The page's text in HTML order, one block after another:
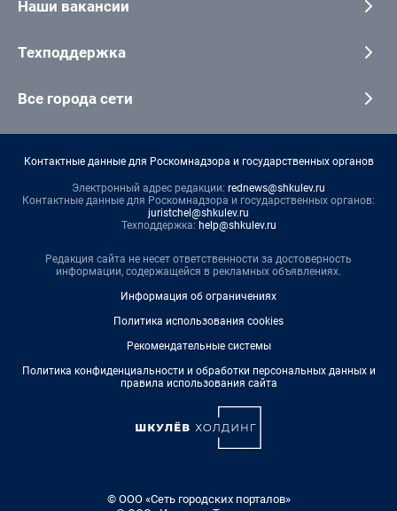
Наши вакансии
Техподдержка
Все города сети
Контактные данные для Роскомнадзора и государственных органов
Электронный адрес редакции: rednews@shkulev.ru
Контактные данные для Роскомнадзора и государственных органов:
juristchel@shkulev.ru
Техподдержка: help@shkulev.ru
Редакция сайта не несет ответственности за достоверность
информации, содержащейся в рекламных объявлениях.
Информация об ограничениях
Политика использования cookies
Рекомендательные системы
Политика конфиденциальности и обработки персональных данных и
правила использования сайта
© ООО «Сеть городских порталов»